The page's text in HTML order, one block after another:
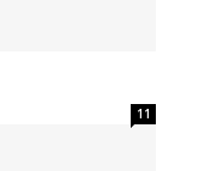
11